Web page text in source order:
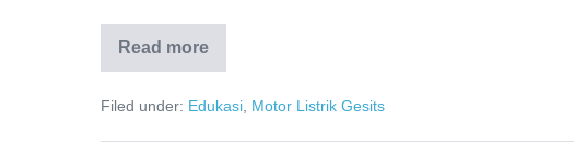
Read more
Filed under: Edukasi Motor Listrik Gesits